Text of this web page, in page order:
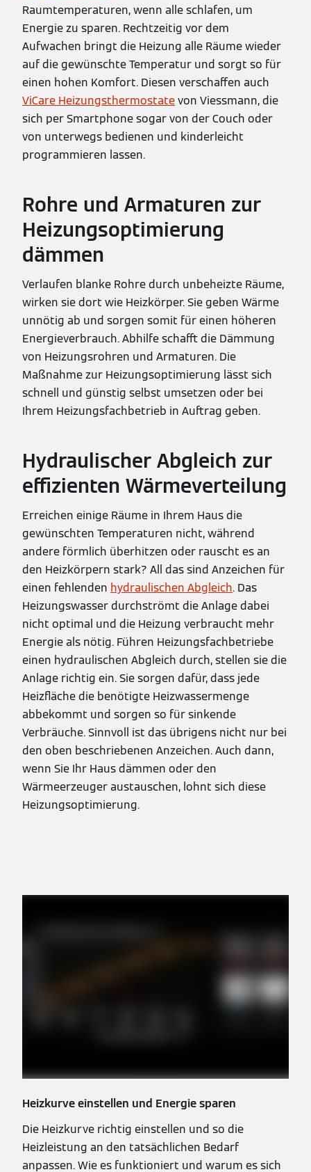
Raumtemperaturen, wenn alle schlafen, um
Energie zu sparen. Rechtzeitig vor dem
Aufwachen bringt die Heizung alle Räume wieder
auf die gewünschte Temperatur und sorgt so für
einen hohen Komfort. Diesen verschaffen auch
ViCare Heizungsthermostatevon Viessmann, die
sich per Smartphone sogar von der Couch oder
von unterwegs bedienen und kinderleicht
programmieren lassen.
Rohre und Armaturen zur
Heizungsoptimierung
dämmen
Verlaufen blanke Rohre durch unbeheizte Räume,
wirken sie dort wie Heizkörper. Sie geben Wärme
unnötig ab und sorgen somit für einen höheren
Energieverbrauch. Abhilfe schafft die Dämmung
von Heizungsrohren und Armaturen. Die
Maßnahme zur Heizungsoptimierung lässt sich
schnell und günstig selbst umsetzen oder bei
Ihrem Heizungsfachbetrieb in Auftrag geben.
Hydraulischer Abgleich zur
effizienten Wärmeverteilung
Erreichen einige Räume in Ihrem Haus die
gewünschten Temperaturen nicht, während
andere förmlich überhitzen oder rauscht es an
den Heizkörpern stark? All das sind Anzeichen für
einen fehlenden hydraulischen Abgleich. Das
Heizungswasser durchströmt die Anlage dabei
nicht optimal und die Heizung verbraucht mehr
Energie als nötig. Führen Heizungsfachbetriebe
einen hydraulischen Abgleich durch, stellen sie die
Anlage richtig ein. Sie sorgen dafür, dass jede
Heizfläche die benötigte Heizwassermenge
abbekommt und sorgen so für sinkende
Verbräuche. Sinnvoll ist das übrigens nicht nur bei
den oben beschriebenen Anzeichen. Auch dann,
wenn Sie Ihr Haus dämmen oder den
Wärmeerzeuger austauschen, lohnt sich diese
Heizungsoptimierung.
Heizkurve einstellen und Energie sparen
Die Heizkurve richtig einstellen und so die
Heizleistung an den tatsächlichen Bedarf
anpassen. Wie es funktioniert und warum es sich